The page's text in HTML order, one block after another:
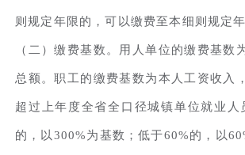
则规定年限的，可以缴费至本细则规定年
（二）缴费基数。用人单位的缴费基数
总额。职工的缴费基数为本人工资收入
超过上年度全省全口径城镇单位就业人
的，以300%为基数；低于60%的，以